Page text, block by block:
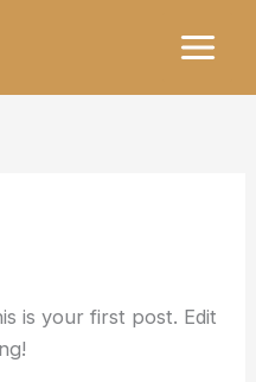
is your first post. Edit